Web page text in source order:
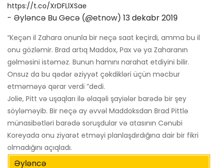
https://t.co/XrDFLlXSae
- Əyləncə Bu Gecə (@etnow) 13 dekabr 2019
“Keçən il Zahara onunla bir neçə saat keçirdi, amma bu il
onu gözləmir. Brad artıq Maddox, Pax və ya Zaharanın
gəlməsini istəməz. Bunun hamını narahat etdiyini bilir.
Onsuz da bu qədər əziyyət çəkdikləri üçün məcbur
etməməyə qərar verdi ”dedi.
Jolie, Pitt və uşaqları ilə əlaqəli şayiələr barədə bir şey
söyləməyib. Bir neçə ay əvvəl Maddoksdan Brad Pittlə
münasibətləri barədə soruşdular və atasının Cənubi
Koreyada onu ziyarət etməyi planlaşdırdığına dair bir fikri
olmadığını açıqladı.
Əyləncə